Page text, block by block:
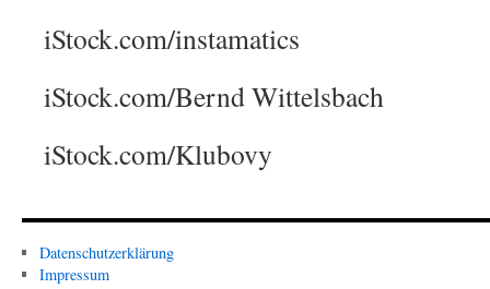
iStock.com/instamatics
iStock.com/Bernd Wittelsbach
iStock.com/Klubovy
Datenschutzerklärung
Impressum